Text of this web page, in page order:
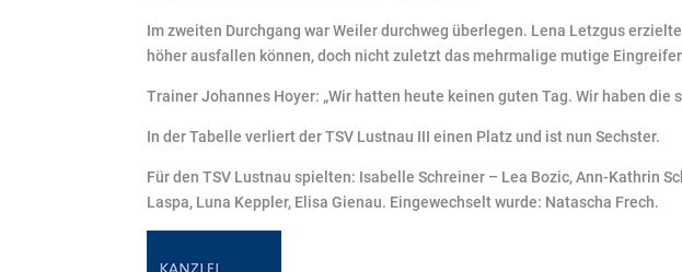
Im zweiten Durchgang war Weiler durchweg überlegen. Lena Letzgus
höher ausfallen können, doch nicht zuletzt das mehrmalige mutige
Trainer Johannes Hoyer: „Wir hatten heute keinen guten Tag. Wir haben
In der Tabelle verliert der TSV Lustnau III einen Platz und ist nun Sechster.
Für den TSV Lustnau spielten: Isabelle Schreiner – Lea Bozic, Ann-Kathrin
Laspa, Luna Keppler, Elisa Gienau. Eingewechselt wurde: Natascha Frech.